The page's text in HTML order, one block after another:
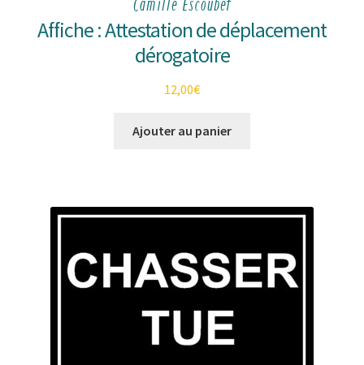
Camille Escoubet
Affiche : Attestation de déplacement
dérogatoire
12,00€
Ajouter au panier